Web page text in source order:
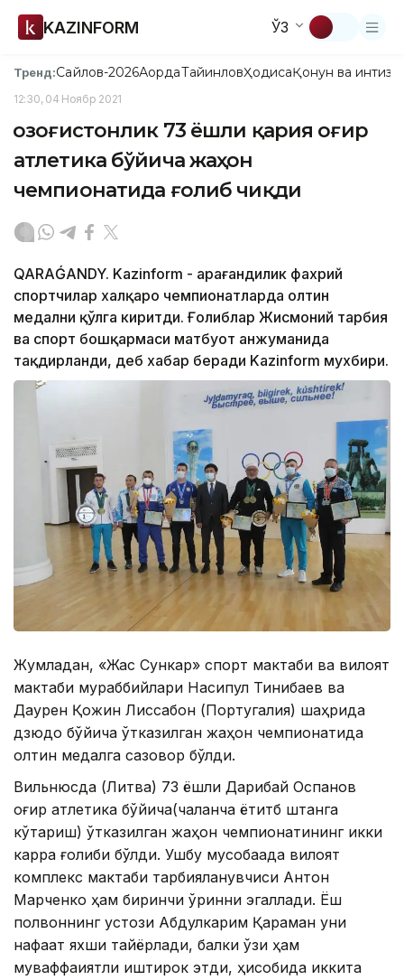
KAZINFORM ЎЗ
Тренд:Сайлов-2026АқордаТайинловҲодисаҚонун ва
12:30, 04 Ноябр 2021
Қозоғистонлик 73 ёшли қария оғир
атлетика бўйича жаҳон
чемпионатида ғолиб чиқди
QARAǴANDY. Kazinform - Қарағандилик фахрий
спортчилар халқаро чемпионатларда олтин
медални қўлга киритди. Ғолиблар Жисмоний тарбия
ва спорт бошқармаси матбуот анжуманида
тақдирланди, деб хабар беради Kazinform мухбири.
Жумладан, «Жас Сункар» спорт мактаби ва вилоят
мактаби мураббийлари Насипқул Тинибаев ва
Даурен Қожин Лиссабон (Португалия) шаҳрида
дзюдо бўйича ўтказилган жаҳон чемпионатида
олтин медалга сазовор бўлди.
Вильнюсда (Литва) 73 ёшли Дарибай Оспанов
оғир атлетика бўйича(чалқанча ётитб штанга
кўтариш) ўтказилган жаҳон чемпионатининг икки
карра ғолиби бўлди. Ушбу мусобақада вилоят
комплекс мактаби тарбияланувчиси Aнтон
Марченко ҳам биринчи ўринни эгаллади. Ёш
полвоннинг устози Aбдулкарим Қараман уни
нафақат яхши тайёрлади, балки ўзи ҳам
муваффақиятли иштирок этди, ҳисобида иккита